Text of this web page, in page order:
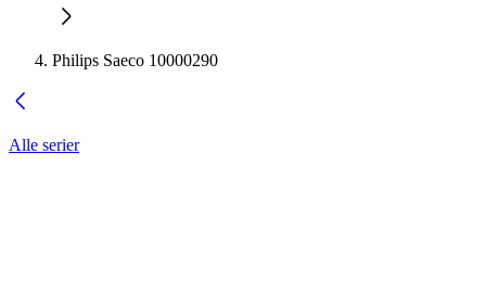
Philips Saeco 10000290
Alle serier